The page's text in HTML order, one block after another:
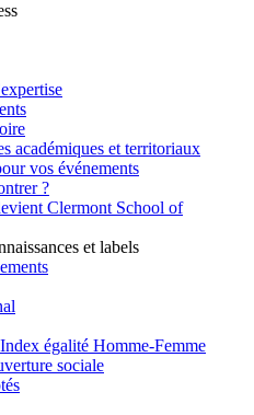
académiques et territoriaux
vos événements
?
Clermont School of
et labels
égalité Homme-Femme
sociale